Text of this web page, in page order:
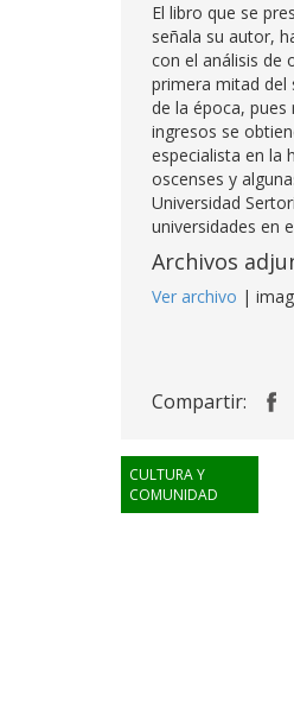
El libro que se
señala su autor,
con el análisis de
primera mitad del
de la época,
ingresos se
especialista en la
oscenses y
Universidad
universidades en
Archivos
Ver archivo |
Compartir:
CULTURA Y
COMUNIDAD